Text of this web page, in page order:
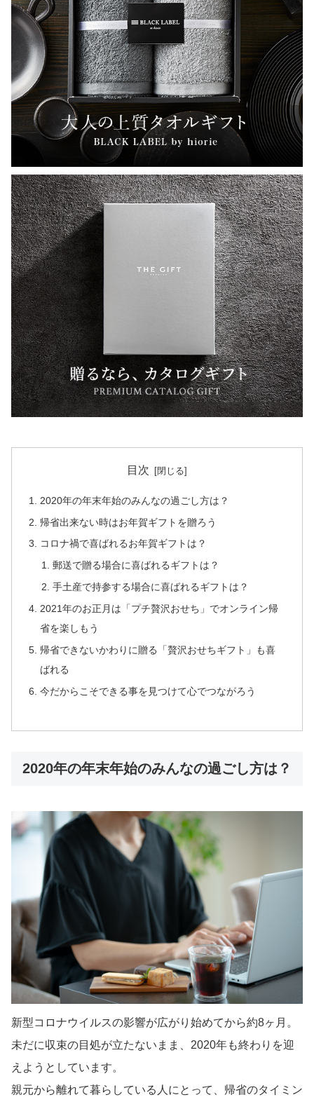
目次
2020年の年末年始のみんなの過ごし方は？
帰省出来ない時はお年賀ギフトを贈ろう
コロナ禍で喜ばれるお年賀ギフトは？
郵送で贈る場合に喜ばれるギフトは？
手土産で持参する場合に喜ばれるギフトは？
2021年のお正月は「プチ贅沢おせち」でオンライン帰
省を楽しもう
帰省できないかわりに贈る「贅沢おせちギフト」も喜
ばれる
今だからこそできる事を見つけて心でつながろう
2020年の年末年始のみんなの過ごし方は？
新型コロナウイルスの影響が広がり始めてから約8ヶ月。
未だに収束の目処が立たないまま、2020年も終わりを迎
えようとしています。
親元から離れて暮らしている人にとって、帰省のタイミン